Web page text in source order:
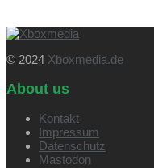
© 2024 Xboxmedia.de
About us
Kontakt
Impressum
Datenschutz
Mastodon